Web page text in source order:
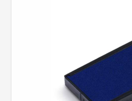
TRODAT PROFESSIONAL DATER
TRODAT CLASSIC
PRINTY Z. SELBER SETZEN